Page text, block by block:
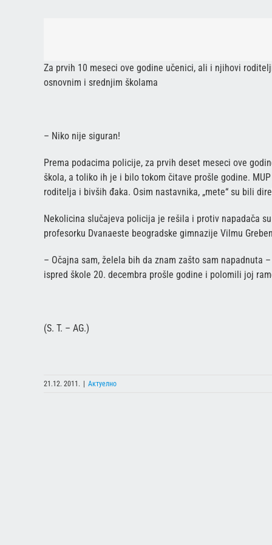
Za prvih 10 meseci ove godine učenici, ali i njihovi
osnovnim i srednjim školama
– Niko nije siguran!
Prema podacima policije, za prvih deset meseci ove
škola, a toliko ih je i bilo tokom čitave prošle godine.
roditelja i bivših đaka. Osim nastavnika, „mete“ su bili
Nekolicina slučajeva policija je rešila i protiv napadača
profesorku Dvanaeste beogradske gimnazije Vilmu
– Očajna sam, želela bih da znam zašto sam napadnuta
ispred škole 20. decembra prošle godine i polomili joj
(S. T. – AG.)
21.12. 2011. Актуелно